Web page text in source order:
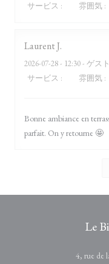
サービス : 雰囲気 :
LaurentJ
2026-07-28- 12:30 - ゲス
サービス : 雰囲気 :
Bonne ambiance en
parfait. On y retourne 🤩
Le
4, rue de